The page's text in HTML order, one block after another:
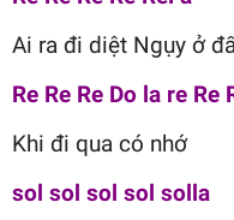
Ai ra đi diệt Ngụy ở
Re Re Re Do la re Re
Khi đi qua có nhớ
sol sol sol sol solla